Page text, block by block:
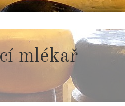
mlékař